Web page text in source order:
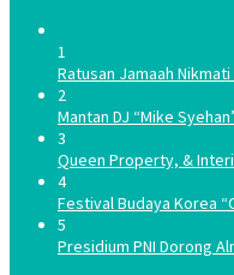
1
Ratusan Jamaah
2
Mantan DJ “Mike
3
Queen Property, &
4
Festival Budaya Korea
5
Presidium PNI Dorong